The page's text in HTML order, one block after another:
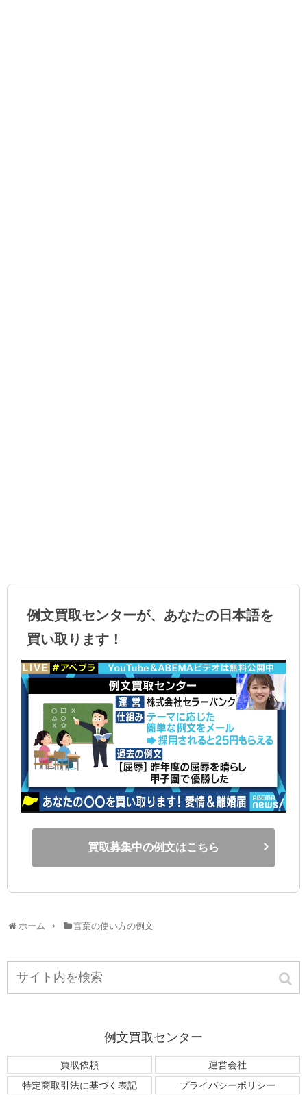
例文買取センターが、あなたの日本語を
買い取ります！
買取募集中の例文はこちら
ホーム 言葉の使い方の例文
例文買取センター
買取依頼
運営会社
特定商取引法に基づく表記
プライバシーポリシー